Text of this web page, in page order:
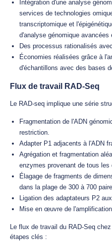
Intégration d'une analyse
services de technologies
transcriptomique et
d'analyse génomique avancées
Des processus rationalisés
Économies réalisées grâce à
d'échantillons avec des bases
Flux de travail RAD-Seq
Le RAD-seq implique une série
Fragmentation de l'ADN
restriction.
Adapter P1 adjacents à l'ADN
Agrégation et fragmentation
enzymes provenant de tous les
Élagage de fragments de
dans la plage de 300 à 700
Ligation des adaptateurs P2
Mise en œuvre de
Le flux de travail du RAD-Seq
étapes clés :